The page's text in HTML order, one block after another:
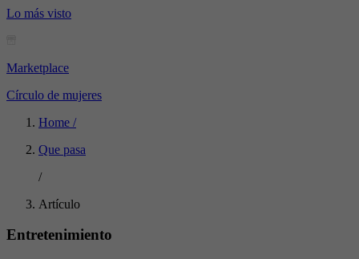
Lo más visto
Marketplace
Círculo de mujeres
Home /
Que pasa
/
Artículo
Entretenimiento